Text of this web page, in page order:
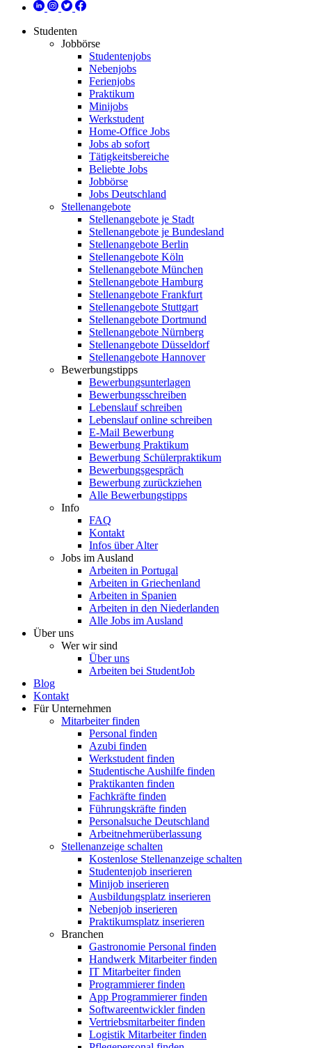
Studenten
Jobbörse
Studentenjobs
Nebenjobs
Ferienjobs
Praktikum
Minijobs
Werkstudent
Home-Office Jobs
Jobs ab sofort
Tätigkeitsbereiche
Beliebte Jobs
Jobbörse
Jobs Deutschland
Stellenangebote
Stellenangebote je Stadt
Stellenangebote je Bundesland
Stellenangebote Berlin
Stellenangebote Köln
Stellenangebote München
Stellenangebote Hamburg
Stellenangebote Frankfurt
Stellenangebote Stuttgart
Stellenangebote Dortmund
Stellenangebote Nürnberg
Stellenangebote Düsseldorf
Stellenangebote Hannover
Bewerbungstipps
Bewerbungsunterlagen
Bewerbungsschreiben
Lebenslauf schreiben
Lebenslauf online schreiben
E-Mail Bewerbung
Bewerbung Praktikum
Bewerbung Schülerpraktikum
Bewerbungsgespräch
Bewerbung zurückziehen
Alle Bewerbungstipps
Info
FAQ
Kontakt
Infos über Alter
Jobs im Ausland
Arbeiten in Portugal
Arbeiten in Griechenland
Arbeiten in Spanien
Arbeiten in den Niederlanden
Alle Jobs im Ausland
Über uns
Wer wir sind
Über uns
Arbeiten bei StudentJob
Blog
Kontakt
Für Unternehmen
Mitarbeiter finden
Personal finden
Azubi finden
Werkstudent finden
Studentische Aushilfe finden
Praktikanten finden
Fachkräfte finden
Führungskräfte finden
Personalsuche Deutschland
Arbeitnehmerüberlassung
Stellenanzeige schalten
Kostenlose Stellenanzeige schalten
Studentenjob inserieren
Minijob inserieren
Ausbildungsplatz inserieren
Nebenjob inserieren
Praktikumsplatz inserieren
Branchen
Gastronomie Personal finden
Handwerk Mitarbeiter finden
IT Mitarbeiter finden
Programmierer finden
App Programmierer finden
Softwareentwickler finden
Vertriebsmitarbeiter finden
Logistik Mitarbeiter finden